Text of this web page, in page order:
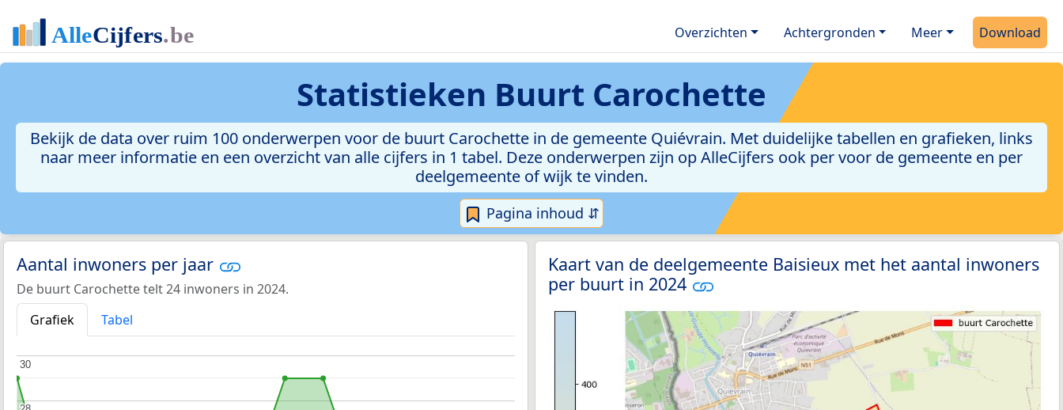
Overzichten Achtergronden Meer Download
Statistieken Buurt Carochette
Bekijk de data over ruim 100 onderwerpen voor de buurt Carochette in de gemeente Quiévrain. Met duidelijke tabellen en grafieken, links
naar meer informatie en een overzicht van alle cijfers in 1 tabel. Deze onderwerpen zijn op AlleCijfers ook per voor de gemeente en per
deelgemeente of wijk te vinden.
Pagina inhoud ⇵
Aantal inwoners per jaar
De buurt Carochette telt 24 inwoners in 2024.
Grafiek
Tabel
30
30
Kaart van de deelgemeente Baisieux met het aantal inwoners
per buurt in 2024